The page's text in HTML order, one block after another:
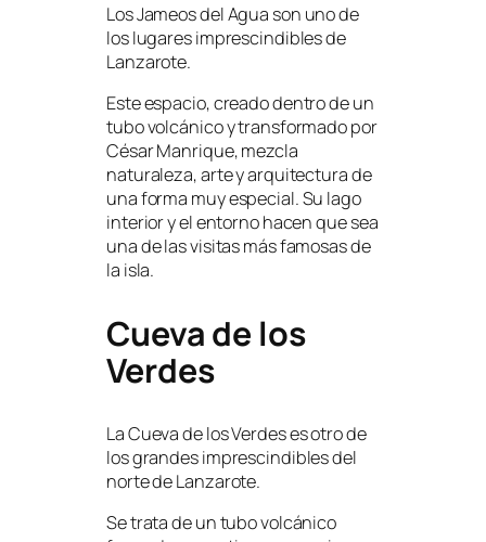
Los Jameos del Agua son uno de
los lugares imprescindibles de
Lanzarote.
Este espacio, creado dentro de un
tubo volcánico y transformado por
César Manrique, mezcla
naturaleza, arte y arquitectura de
una forma muy especial. Su lago
interior y el entorno hacen que sea
una de las visitas más famosas de
la isla.
Cueva de los
Verdes
La Cueva de los Verdes es otro de
los grandes imprescindibles del
norte de Lanzarote.
Se trata de un tubo volcánico